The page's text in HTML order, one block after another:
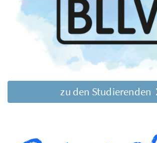
zu den Studierenden